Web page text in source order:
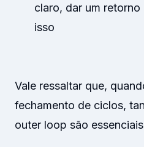
claro, dar um
isso
Vale ressaltar que,
fechamento de ciclos,
outer loop são